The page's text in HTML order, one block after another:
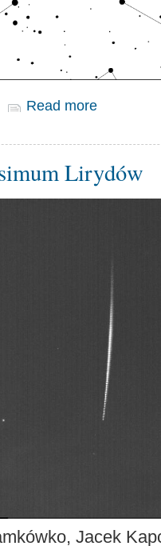
Read more
Lirydów
Jacek